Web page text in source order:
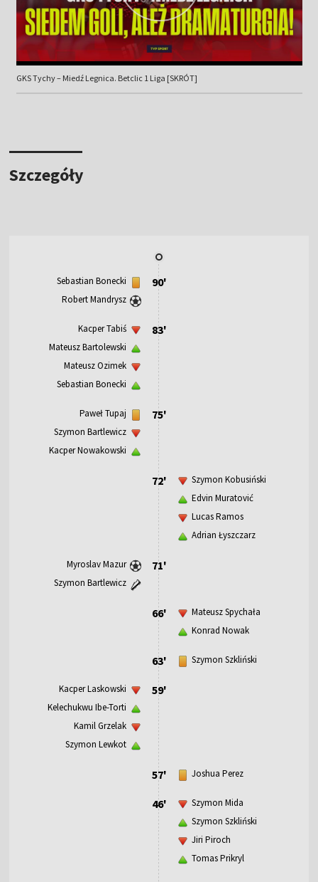
GKS Tychy – Miedź Legnica. Betclic 1 Liga [SKRÓT]
Szczegóły
90'
Sebastian Bonecki
Robert Mandrysz
83'
Kacper Tabiś
Mateusz Bartolewski
Mateusz Ozimek
Sebastian Bonecki
75'
Paweł Tupaj
Szymon Bartlewicz
Kacper Nowakowski
72'
Szymon Kobusiński
Edvin Muratović
Lucas Ramos
Adrian Łyszczarz
71'
Myroslav Mazur
Szymon Bartlewicz
66'
Mateusz Spychała
Konrad Nowak
63' Szymon Szkliński
59'
Kacper Laskowski
Kelechukwu Ibe-Torti
Kamil Grzelak
Szymon Lewkot
57' Joshua Perez
46'
Szymon Mida
Szymon Szkliński
Jiri Piroch
Tomas Prikryl